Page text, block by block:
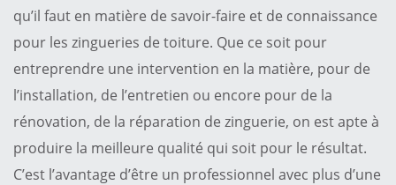
qu’il faut en matière de savoir-faire et de connaissance
pour les zingueries de toiture. Que ce soit pour
entreprendre une intervention en la matière, pour de
l’installation, de l’entretien ou encore pour de la
rénovation, de la réparation de zinguerie, on est apte à
produire la meilleure qualité qui soit pour le résultat.
C’est l’avantage d’être un professionnel avec plus d’une